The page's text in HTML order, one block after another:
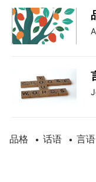
品格 • 话语 • 言语